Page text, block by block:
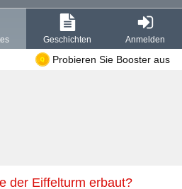
Geschichten Anmelden
Probieren Sie Booster aus
der Eiffelturm erbaut?